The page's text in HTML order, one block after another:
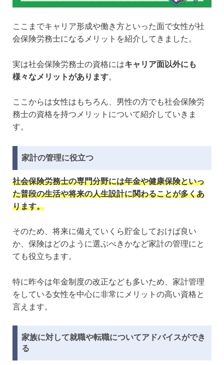
ここまでキャリア形成や働き方といった面で女性が社
会保険労務士になるメリットを紹介してきました。
実は社会保険労務士の資格にはキャリア面以外にも
様々なメリットがあります。
ここからは女性はもちろん、男性の方でも社会保険労
務士の資格を持つメリットについて紹介していきま
す。
家計の管理に役立つ
社会保険労務士の専門分野には年金や健康保険といっ
た普段の生活や将来の人生設計に関わることが多くあ
ります。
そのため、将来に備えていくら貯金しておけば良い
か、保険はどのように選ぶべきかなど家計の管理にと
ても役立ちます。
特に昨今は年金制度の改正なども多いため、家計管理
をしている女性を中心に非常にメリットの高い資格と
言えます。
家族に対して就職や転職についてアドバイスができ
る